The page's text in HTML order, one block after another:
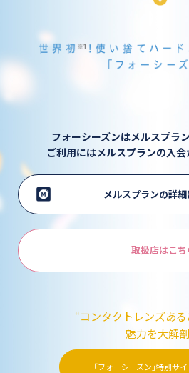
フォーシーズンはメルスプラ
ご利用にはメルスプランの入会
メルスプランの詳細
取扱店はこち
“コンタクトレンズあ
魅力を大解剖
「フォーシーズン」特別サ